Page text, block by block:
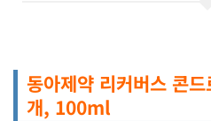
동아제약 리커버스 콘
개, 100ml